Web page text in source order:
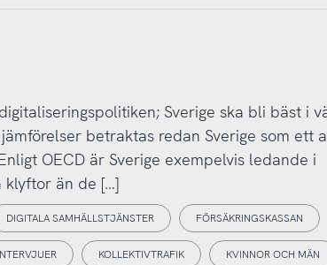
Sverige ska bli bäst i
betraktas redan Sverige som ett
OECD är Sverige exempelvis ledande i
klyftor än de […]
DIGITALA SAMHÄLLSTJÄNSTER FÖRSÄKRINGSKASSAN
KOLLEKTIVTRAFIK KVINNOR OCH MÄN